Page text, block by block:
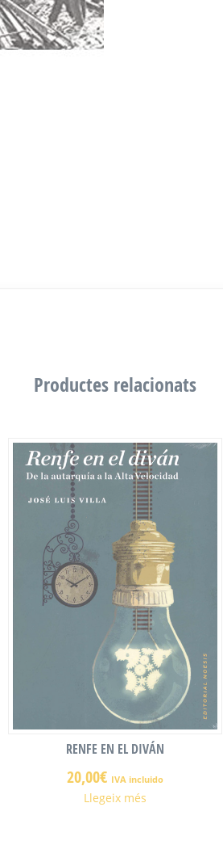
Productes relacionats
RENFE EN EL DIVÁN
20,00€ IVA incluido
Llegeix més